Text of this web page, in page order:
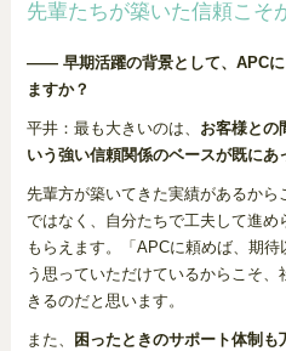
先輩たちが築いた信頼こそ
―― 早期活躍の背景として、APCに
ますか？
平井：最も大きいのは、 お客様との
いう強い信頼関係のベースが既にあ
先輩方が築いてきた実績があるか
ではなく、自分たちで工夫して進
もらえます。「APCに頼めば、期
う思っていただけているからこそ
きるのだと思います。
また、 困ったときのサポート体制も